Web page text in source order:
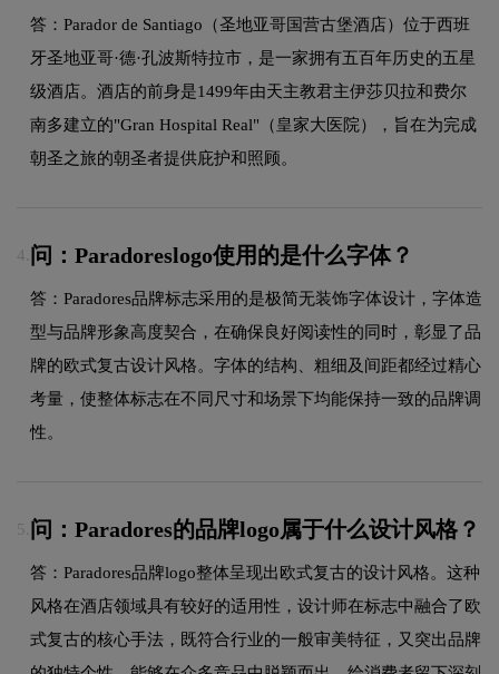
答：Parador de Santiago（圣地亚哥国营古堡酒店）位于西班
牙圣地亚哥·德·孔波斯特拉市，是一家拥有五百年历史的五星
级酒店。酒店的前身是1499年由天主教君主伊莎贝拉和费尔
南多建立的"Gran Hospital Real"（皇家大医院），旨在为完成
朝圣之旅的朝圣者提供庇护和照顾。
4. 问：Paradoreslogo使用的是什么字体？
答：Paradores品牌标志采用的是极简无装饰字体设计，字体造
型与品牌形象高度契合，在确保良好阅读性的同时，彰显了品
牌的欧式复古设计风格。字体的结构、粗细及间距都经过精心
考量，使整体标志在不同尺寸和场景下均能保持一致的品牌调
性。
5. 问：Paradores的品牌logo属于什么设计风格？
答：Paradores品牌logo整体呈现出欧式复古的设计风格。这种
风格在酒店领域具有较好的适用性，设计师在标志中融合了欧
式复古的核心手法，既符合行业的一般审美特征，又突出品牌